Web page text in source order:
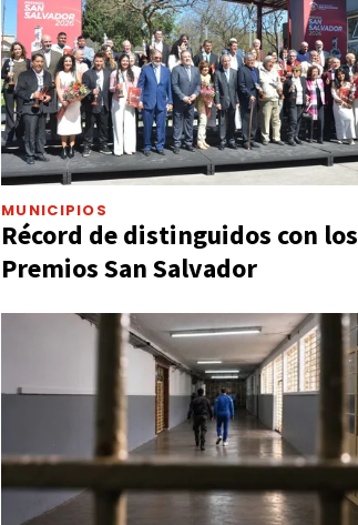
MUNICIPIOS
Récord de distinguidos con los
Premios San Salvador